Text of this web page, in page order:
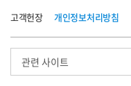
고객헌장 개인정보처리방침
관련 사이트